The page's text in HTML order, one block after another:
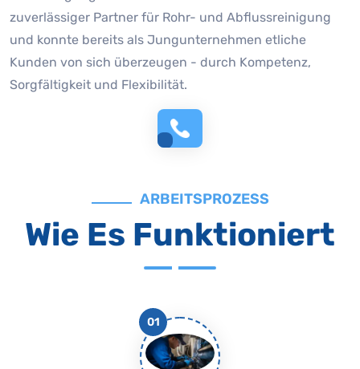
zuverlässiger Partner für Rohr- und Abflussreinigung
und konnte bereits als Jungunternehmen etliche
Kunden von sich überzeugen - durch Kompetenz,
Sorgfältigkeit und Flexibilität.
ARBEITSPROZESS
Wie Es Funktioniert
01